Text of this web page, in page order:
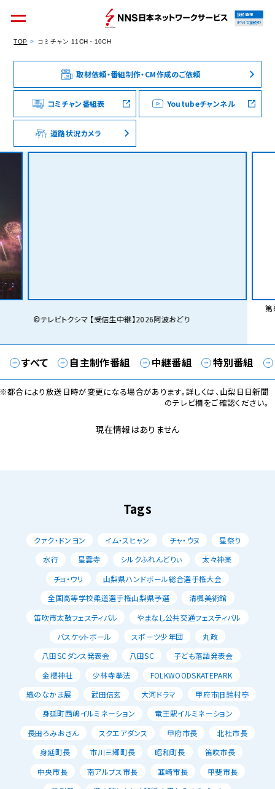
個人のお客様 集合住宅オーナーの方
法人のお客様 料金シミュレーション
接続情報
IPv4で接続中
TOP コミチャン 11CH・10CH
取材依頼・番組制作・CM作成のご依頼
コミチャン番組表 Youtubeチャンネル
道路状況カメラ
©テレビトクシマ 【受信生中継】2026阿波おどり
第
すべて 自主制作番組 中継番組 特別番組
都合により放送日時が変更になる場合があります。詳しくは、山梨日日新聞
のテレビ欄をご確認ください。
現在情報はありません
Tags
クァク・ドンヨン イム・スヒャン チャ・ウヌ
星祭り
水行
星雲寺 シルクふれんどりぃ
太々神楽
チョ・ウリ
山梨県ハンドボール総合選手権大会
全国高等学校柔道選手権山梨県予選
清楓美術館
笛吹市太鼓フェスティバル
やまなし公共交通フェスティバル
バスケットボール
スポーツ少年団
丸政
八田SCダンス発表会
八田SC
子ども落語発表会
金櫻神社
少林寺拳法
FOLKWOODSKATEPARK
織のなかま展
武田信玄 大河ドラマ
甲府市旧鈴村亭
身延町西嶋イルミネーション
竜王駅イルミネーション
長田ろみおさん
スクエアダンス 甲府市長
北杜市長
身延町長
市川三郷町長 昭和町長
笛吹市長
中央市長
南アルプス市長 韮崎市長
甲斐市長